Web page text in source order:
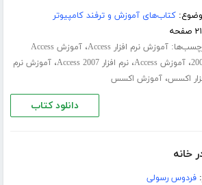
کتاب‌های آموزش و ترفند کامپیوتر
آموزش نرم افزار Access ،
آموزش Access
،آموزش Access ،نرم افزار Access 2007 ،آموزش نرم
اکسس،آموزش اکسس
دانلود کتاب
خانه
فردوس رسولی